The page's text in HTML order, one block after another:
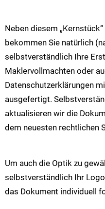
Neben diesem
bekommen Sie natürlich
selbstverständlich Ihre
Maklervollmachten oder
Datenschutzerklärungen
ausgefertigt.
aktualisieren wir die
dem neuesten rechtlichen
Um auch die Optik zu
selbstverständlich Ihr
das Dokument individuell